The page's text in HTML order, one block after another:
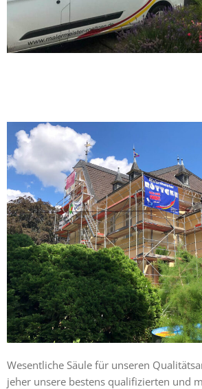
Wesentliche Säule für unseren
jeher unsere bestens qualifizierten und